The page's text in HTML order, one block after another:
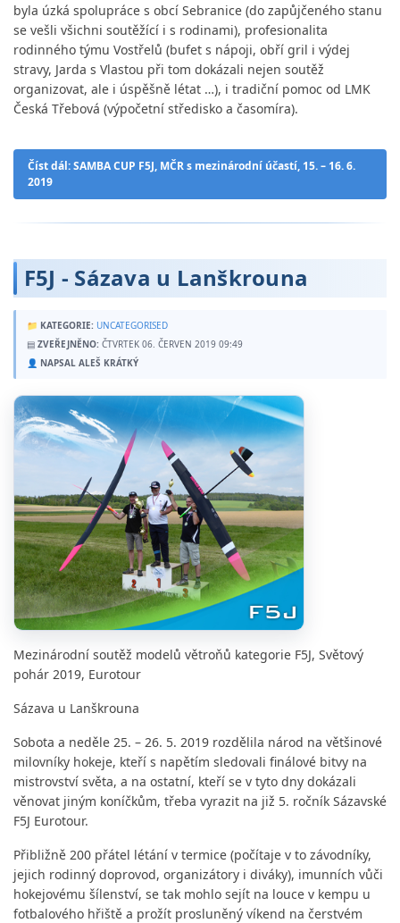
byla úzká spolupráce s obcí Sebranice (do zapůjčeného stanu
se vešli všichni soutěžící i s rodinami), profesionalita
rodinného týmu Vostřelů (bufet s nápoji, obří gril i výdej
stravy, Jarda s Vlastou při tom dokázali nejen soutěž
organizovat, ale i úspěšně létat …), i tradiční pomoc od LMK
Česká Třebová (výpočetní středisko a časomíra).
Číst dál: SAMBA CUP F5J, MČR s mezinárodní účastí, 15. – 16. 6.
2019
F5J - Sázava u Lanškrouna
📁 KATEGORIE: UNCATEGORISED
▤ ZVEŘEJNĚNO: ČTVRTEK 06. ČERVEN 2019 09:49
👤 NAPSAL ALEŠ KRÁTKÝ
Mezinárodní soutěž modelů větroňů kategorie F5J, Světový
pohár 2019, Eurotour
Sázava u Lanškrouna
Sobota a neděle 25. – 26. 5. 2019 rozdělila národ na většinové
milovníky hokeje, kteří s napětím sledovali finálové bitvy na
mistrovství světa, a na ostatní, kteří se v tyto dny dokázali
věnovat jiným koníčkům, třeba vyrazit na již 5. ročník Sázavské
F5J Eurotour.
Přibližně 200 přátel létání v termice (počítaje v to závodníky,
jejich rodinný doprovod, organizátory i diváky), imunních vůči
hokejovému šílenství, se tak mohlo sejít na louce v kempu u
fotbalového hřiště a prožít prosluněný víkend na čerstvém